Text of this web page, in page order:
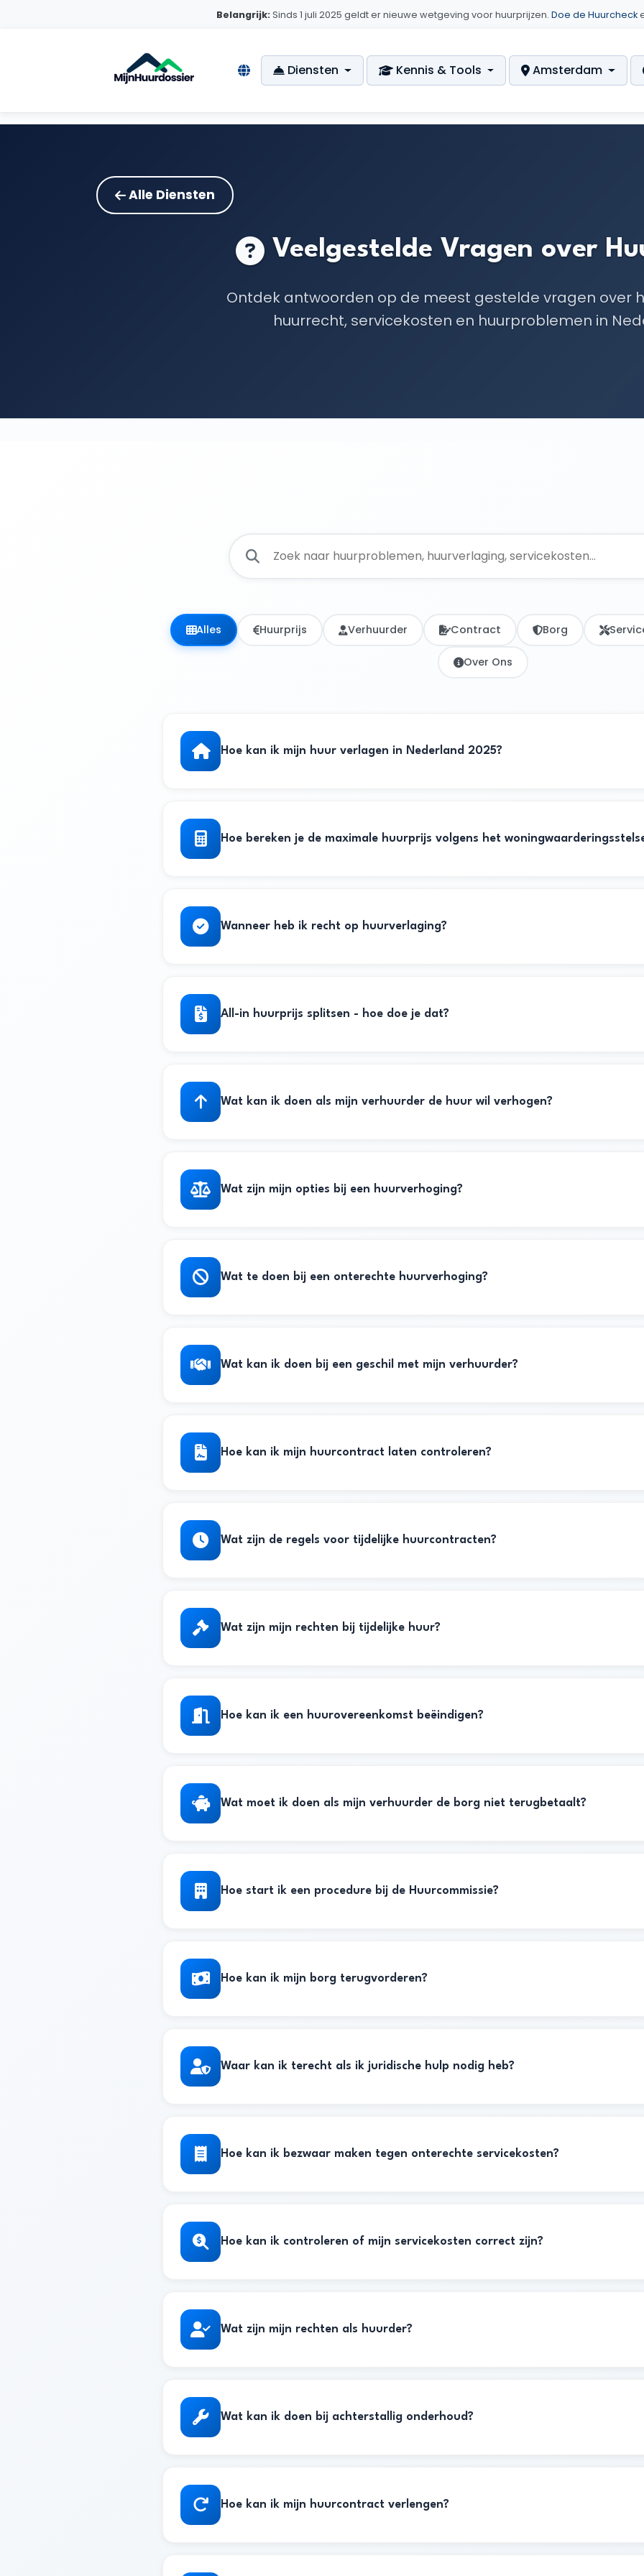
Belangrijk: Sinds 1 juli 2025 geldt er nieuwe wetgeving voor huurprijzen. Doe de Huurcheck
Diensten Kennis & Tools Amsterdam
Alle Diensten
Veelgestelde Vragen over
Ontdek antwoorden op de meest gestelde vragen over
huurrecht, servicekosten en huurproblemen in
Alles Huurprijs Verhuurder Contract Borg
Over Ons
Hoe kan ik mijn huur verlagen in Nederland 2025?
Hoe bereken je de maximale huurprijs volgens het
Woonoppervlakte
Onderhoudsstaat
Waardering omgeving
Wanneer heb ik recht op huurverlaging?
Te hoge huur
Gebreken in de woning
Energie-inefficiënte woning
Verkeerde puntentelling
All-in huurprijs splitsen - hoe doe je dat?
Wat kan ik doen als mijn verhuurder de huur wil verhogen?
Wat zijn mijn opties bij een huurverhoging?
Wat te doen bij een onterechte huurverhoging?
Wat kan ik doen bij een geschil met mijn verhuurder?
Hoe kan ik mijn huurcontract laten controleren?
Wat zijn de regels voor tijdelijke huurcontracten?
Wat zijn mijn rechten bij tijdelijke huur?
Hoe kan ik een huurovereenkomst beëindigen?
Wat moet ik doen als mijn verhuurder de borg niet terugbetaalt?
Hoe start ik een procedure bij de Huurcommissie?
Hoe kan ik mijn borg terugvorderen?
Waar kan ik terecht als ik juridische hulp nodig heb?
Hoe kan ik bezwaar maken tegen onterechte servicekosten?
Hoe kan ik controleren of mijn servicekosten correct zijn?
Wat zijn mijn rechten als huurder?
Wat kan ik doen bij achterstallig onderhoud?
Hoe kan ik mijn huurcontract verlengen?